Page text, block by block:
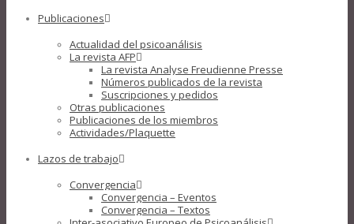
Publicaciones
Actualidad del psicoanálisis
La revista AFP
La revista Analyse Freudienne Presse
Números publicados de la revista
Suscripciones y pedidos
Otras publicaciones
Publicaciones de los miembros
Actividades/Plaquette
Lazos de trabajo
Convergencia
Convergencia – Eventos
Convergencia – Textos